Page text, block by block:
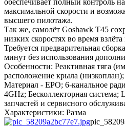
максимальной скорости и
высшего пилотажа.
Так же, самолёт Goshawk T45
низких скоростях во время
Требуется предварительная
минут без использования
Особенности: Реактивная тяга
расположение крыла
Материал - EPO; 6-канальное
4GHz; Бесколлекторная система;
запчастей и сервисного
Характеристики: Разма